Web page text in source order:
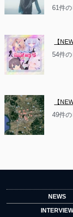
61件
【
54件
【
49件
NEWS
INTERVIEW